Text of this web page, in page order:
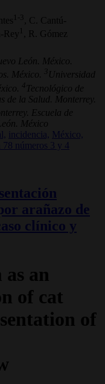
1-3
, C. Cantú-
Rey 1
, R. Gómez
León. México.
México. 3 Universidad
4 Tecnológico de
de la Salud. Monterrey.
Escuela de
México
incidencia,
México,
78 números 3 y 4
arañazo de
clínico y
an
of cat
of